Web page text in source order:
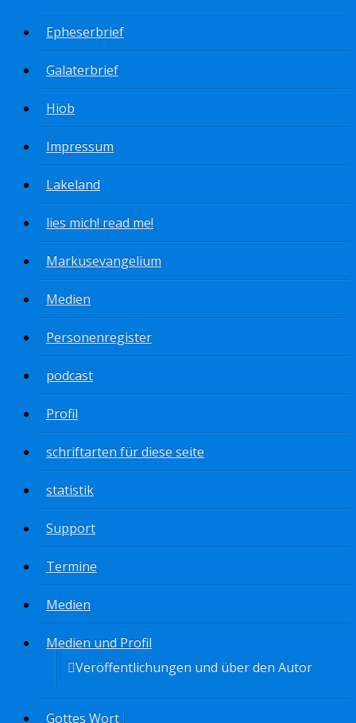
Epheserbrief
Galaterbrief
Hiob
Impressum
Lakeland
lies mich! read me!
Markusevangelium
Medien
Personenregister
podcast
Profil
schriftarten für diese seite
statistik
Support
Termine
Medien
Medien und Profil
Veröffentlichungen und über den Autor
Gottes Wort